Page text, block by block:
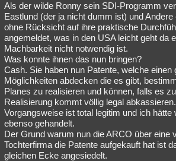
Als der wilde Ronny sein SDI-Programm
Eastlund (der ja nicht dumm ist) und
ohne Rücksicht auf ihre praktische
angemeldet, was in den USA leicht geht da
Machbarkeit nicht notwendig ist.
Was konnte ihnen das nun bringen?
Cash. Sie haben nun Patente, welche einen
Möglichkeiten abdecken die es gibt,
Planes zu realisieren und können, falls es
Realisierung kommt völlig legal
Vorgangsweise ist total legitim und ich hätte
ebenso gehandelt.
Der Grund warum nun die ARCO über eine
Tochterfirma die Patente aufgekauft hat ist
gleichen Ecke angesiedelt.